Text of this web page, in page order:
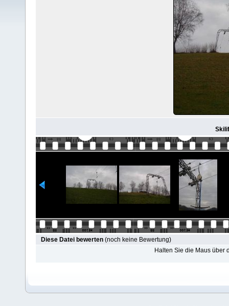
Diese Datei bewerten (noch keine Bewertung)
Halten Sie die Maus über